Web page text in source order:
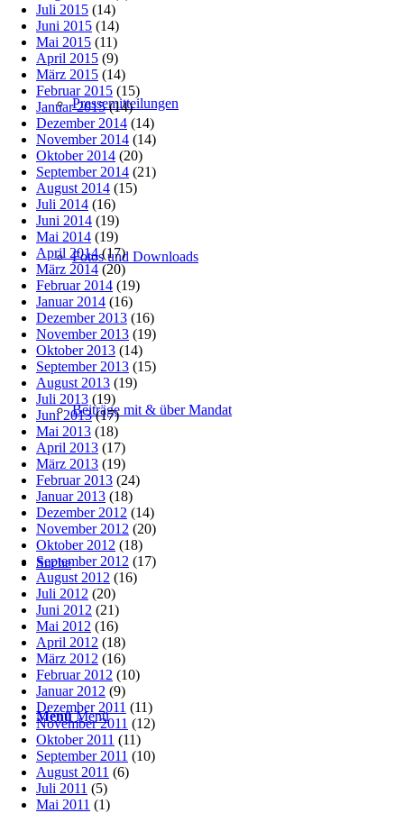
Pressemitteilungen
Fotos und Downloads
Beiträge mit & über Mandat
Suche
Menü Menü
Juli 2015 (14)
Juni 2015 (14)
Mai 2015 (11)
April 2015 (9)
März 2015 (14)
Februar 2015 (15)
Januar 2015(14)
Dezember 2014 (14)
November 2014 (14)
Oktober 2014 (20)
September 2014 (21)
August 2014 (15)
Juli 2014 (16)
Juni 2014 (19)
Mai 2014 (19)
April 2014(17)
März 2014 (20)
Februar 2014 (19)
Januar 2014 (16)
Dezember 2013 (16)
November 2013 (19)
Oktober 2013 (14)
September 2013 (15)
August 2013 (19)
Juli 2013 (19)
Juni 2013(17)
Mai 2013 (18)
April 2013 (17)
März 2013 (19)
Februar 2013 (24)
Januar 2013 (18)
Dezember 2012 (14)
November 2012 (20)
Oktober 2012 (18)
September 2012 (17)
August 2012 (16)
Juli 2012 (20)
Juni 2012 (21)
Mai 2012 (16)
April 2012 (18)
März 2012 (16)
Februar 2012 (10)
Januar 2012 (9)
Dezember 2011 (11)
November 2011 (12)
Oktober 2011 (11)
September 2011 (10)
August 2011 (6)
Juli 2011 (5)
Mai 2011 (1)